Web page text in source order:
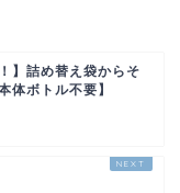
】詰め替え袋からそ
体ボトル不要】